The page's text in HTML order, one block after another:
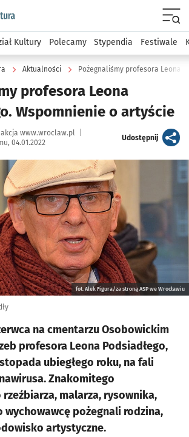
wroclaw.pl podserwis: Kultura
Kultury Polecamy Stypendia Festiwale
Aktualności Pożegnaliśmy profesora Leona
profesora Leona
Wspomnienie o artyście
www.wroclaw.pl
04.01.2022
Udostępnijartykuł
fot. Alek Figura/za stroną ASP we Wrocławiu
na cmentarzu Osobowickim
profesora Leona Podsiadłego,
ubiegłego roku, na fali
Znakomitego
rzeźbiarza, malarza, rysownika,
wychowawcę pożegnali rodzina,
artystyczne.